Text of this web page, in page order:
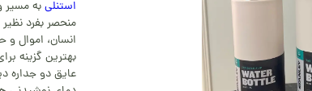
استنلیبه مسیر
بهترین گزینه
عایق دو جداره